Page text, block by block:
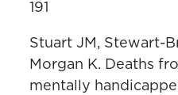
191
Stuart JM, Stewart-
Morgan K. Deaths
mentally